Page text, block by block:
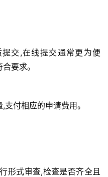
交,在线提交通常更为便
要求。
付相应的申请费用。
形式审查,检查是否齐全且